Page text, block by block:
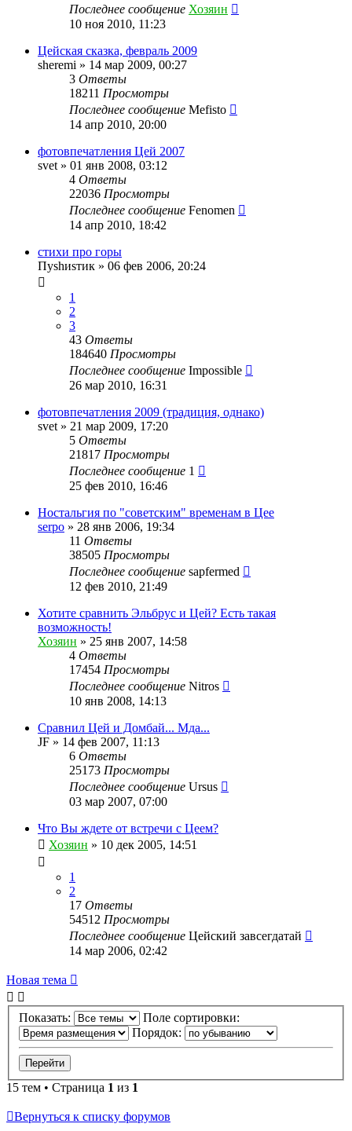
Последнее сообщение Хозяин
10 ноя 2010, 11:23
Цейская сказка, февраль 2009
sheremi » 14 мар 2009, 00:27
3 Ответы
18211 Просмотры
Последнее сообщение Mefisto
14 апр 2010, 20:00
фотовпечатления Цей 2007
svet » 01 янв 2008, 03:12
4 Ответы
22036 Просмотры
Последнее сообщение Fenomen
14 апр 2010, 18:42
стихи про горы
Пуshиsтик » 06 фев 2006, 20:24
1
2
3
43 Ответы
184640 Просмотры
Последнее сообщение Impossible
26 мар 2010, 16:31
фотовпечатления 2009 (традиция, однако)
svet » 21 мар 2009, 17:20
5 Ответы
21817 Просмотры
Последнее сообщение 1
25 фев 2010, 16:46
Ностальгия по "советским" временам в Цее
serpo » 28 янв 2006, 19:34
11 Ответы
38505 Просмотры
Последнее сообщение sapfermed
12 фев 2010, 21:49
Хотите сравнить Эльбрус и Цей? Есть такая
возможность!
Хозяин » 25 янв 2007, 14:58
4 Ответы
17454 Просмотры
Последнее сообщение Nitros
10 янв 2008, 14:13
Сравнил Цей и Домбай... Мда...
JF » 14 фев 2007, 11:13
6 Ответы
25173 Просмотры
Последнее сообщение Ursus
03 мар 2007, 07:00
Что Вы ждете от встречи с Цеем?
Хозяин » 10 дек 2005, 14:51
1
2
17 Ответы
54512 Просмотры
Последнее сообщение Цейский завсегдатай
14 мар 2006, 02:42
Новая тема
Показать:
Поле сортировки:
Порядок:
15 тем • Страница 1 из 1
Вернуться к списку форумов